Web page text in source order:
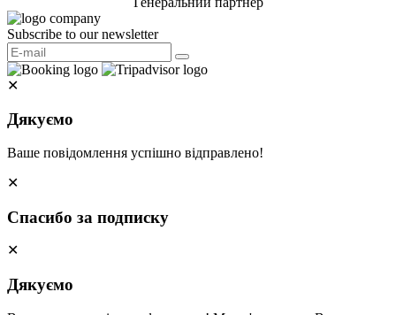
Subscribe to our newsletter
✕
Дякуємо
Ваше повідомлення успішно відправлено!
✕
Спасибо за подписку
✕
Дякуємо